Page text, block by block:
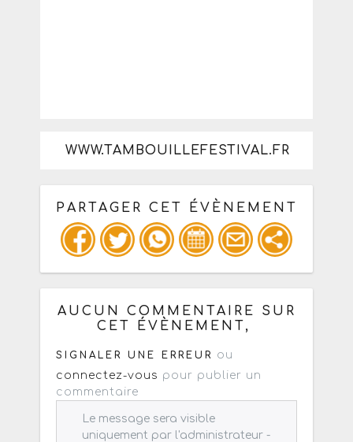
WWW.TAMBOUILLEFESTIVAL.FR
PARTAGER CET ÉVÈNEMENT
Copiez les infos ci-dessous pour un
: mail / forum / réseau social
AUCUN COMMENTAIRE SUR
CET ÉVÈNEMENT,
SIGNALER UNE ERREUR
ou
connectez-vous pour publier un
commentaire